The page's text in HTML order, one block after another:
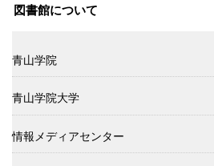
図書館について
青山学院
青山学院大学
情報メディアセンター